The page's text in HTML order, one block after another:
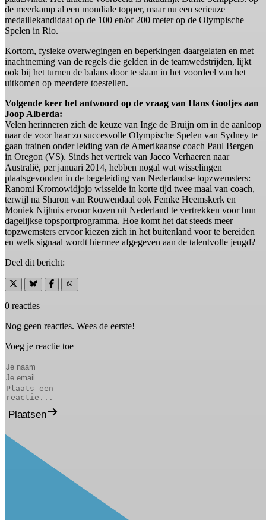
de meerkamp al een mondiale topper, maar nu een serieuze
medaillekandidaat op de 100 en/of 200 meter op de Olympische
Spelen in Rio.
Kortom, fysieke overwegingen en beperkingen daargelaten en met
inachtneming van de regels die gelden in de teamwedstrijden, lijkt
ook bij het turnen de balans door te slaan in het voordeel van het
uitkomen op meerdere toestellen.
Volgende keer het antwoord op de vraag van Hans Gootjes aan
Joop Alberda:
Velen herinneren zich de keuze van Inge de Bruijn om in de aanloop
naar de voor haar zo succesvolle Olympische Spelen van Sydney te
gaan trainen onder leiding van de Amerikaanse coach Paul Bergen
in Oregon (VS). Sinds het vertrek van Jacco Verhaeren naar
Australië, per januari 2014, hebben nogal wat wisselingen
plaatsgevonden in de begeleiding van Nederlandse topzwemsters:
Ranomi Kromowidjojo wisselde in korte tijd twee maal van coach,
terwijl na Sharon van Rouwendaal ook Femke Heemskerk en
Moniek Nijhuis ervoor kozen uit Nederland te vertrekken voor hun
dagelijkse topsportprogramma. Hoe komt het dat steeds meer
topzwemsters ervoor kiezen zich in het buitenland voor te bereiden
en welk signaal wordt hiermee afgegeven aan de talentvolle jeugd?
Deel dit bericht:
0 reacties
Nog geen reacties. Wees de eerste!
Voeg je reactie toe
Plaatsen